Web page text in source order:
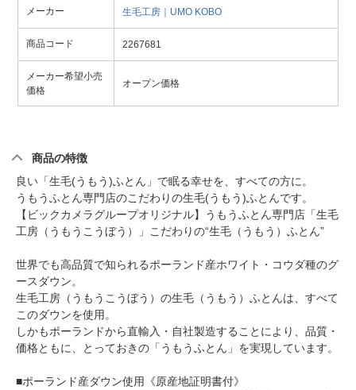
メーカー 生毛工房｜UMO KOBO
商品コード 2267681
メーカー希望小売
価格
オープン価格
商品の特徴
良い「生毛(うもう)ふとん」で眠る幸せを、すべての方に。
うもうふとん専門店のこだわりの生毛(うもう)ふとんです。
【ビックカメラグループオリジナル】うもうふとん専門店「生毛
工房（うもうこうぼう）」こだわりの“生毛（うもう）ふとん”
世界でも高品質で知られるポーランド産ホワイト・コウダ種のグ
ースダウン。
生毛工房（うもうこうぼう）の生毛（うもう）ふとんは、すべて
このダウンを使用。
しかもポーランドから直輸入・自社製造することにより、品質・
価格ともに、とっておきの「うもうふとん」を実現しています。
■ポーランド産ダウン使用《原産地証明書付》